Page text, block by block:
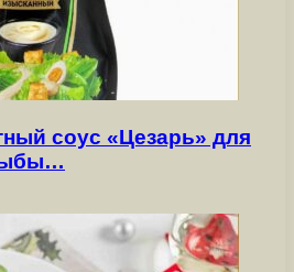
соус «Цезарь» для